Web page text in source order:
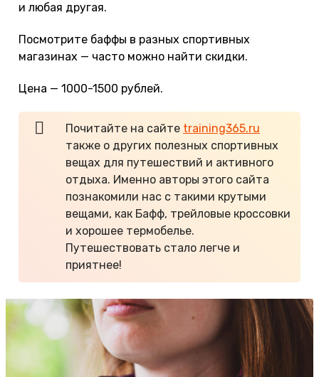
и любая другая.
Посмотрите баффы в разных спортивных
магазинах — часто можно найти скидки.
Цена — 1000-1500 рублей.
Почитайте на сайте training365.ru
также о других полезных спортивных
вещах для путешествий и активного
отдыха. Именно авторы этого сайта
познакомили нас с такими крутыми
вещами, как Бафф, трейловые кроссовки
и хорошее термобелье.
Путешествовать стало легче и
приятнее!